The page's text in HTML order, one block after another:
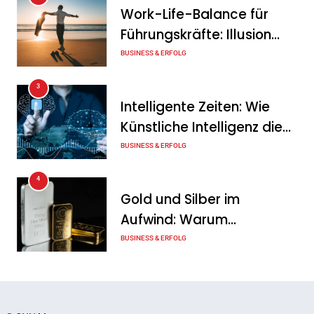
Intersolar-Trend 2026:
Warum Batteriespeicher
zum wichtigsten Baustein
der Energiewende werden
Work-Life-Balance für
Führungskräfte: Illusion
oder echte Chance?
BUSINESS & ERFOLG
3
Intelligente Zeiten: Wie
Künstliche Intelligenz die
Geschäftswelt verändert
BUSINESS & ERFOLG
4
Gold und Silber im
Aufwind: Warum
Edelmetalle als sicherer
BUSINESS & ERFOLG